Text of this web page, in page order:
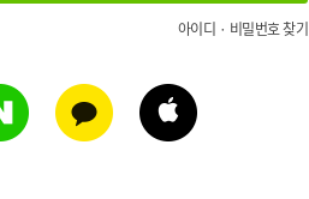
아이디 · 비밀번호 찾기